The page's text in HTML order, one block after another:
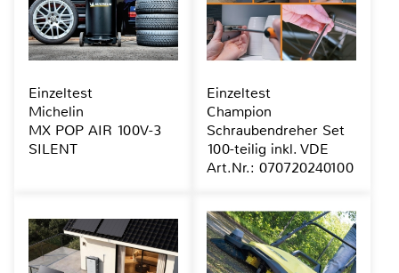
Einzeltest
Michelin
MX POP AIR 100V-3
SILENT
Einzeltest
Champion
Schraubendreher Set
100-teilig inkl. VDE
Art.Nr.: 070720240100